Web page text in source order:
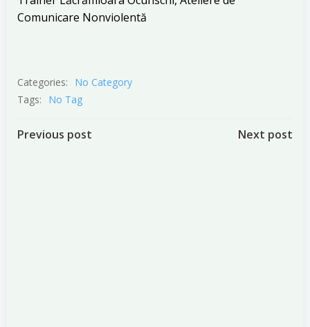
Comunicare Nonviolentă
Categories:
No Category
Tags:
No Tag
Post
Previous post Next post